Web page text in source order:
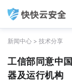
新闻中心 > 技术分享
工信部同意中
器及运行机构